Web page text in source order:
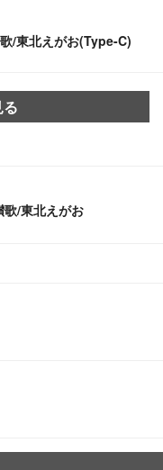
/東北えがお(Type-C)
/東北えがお